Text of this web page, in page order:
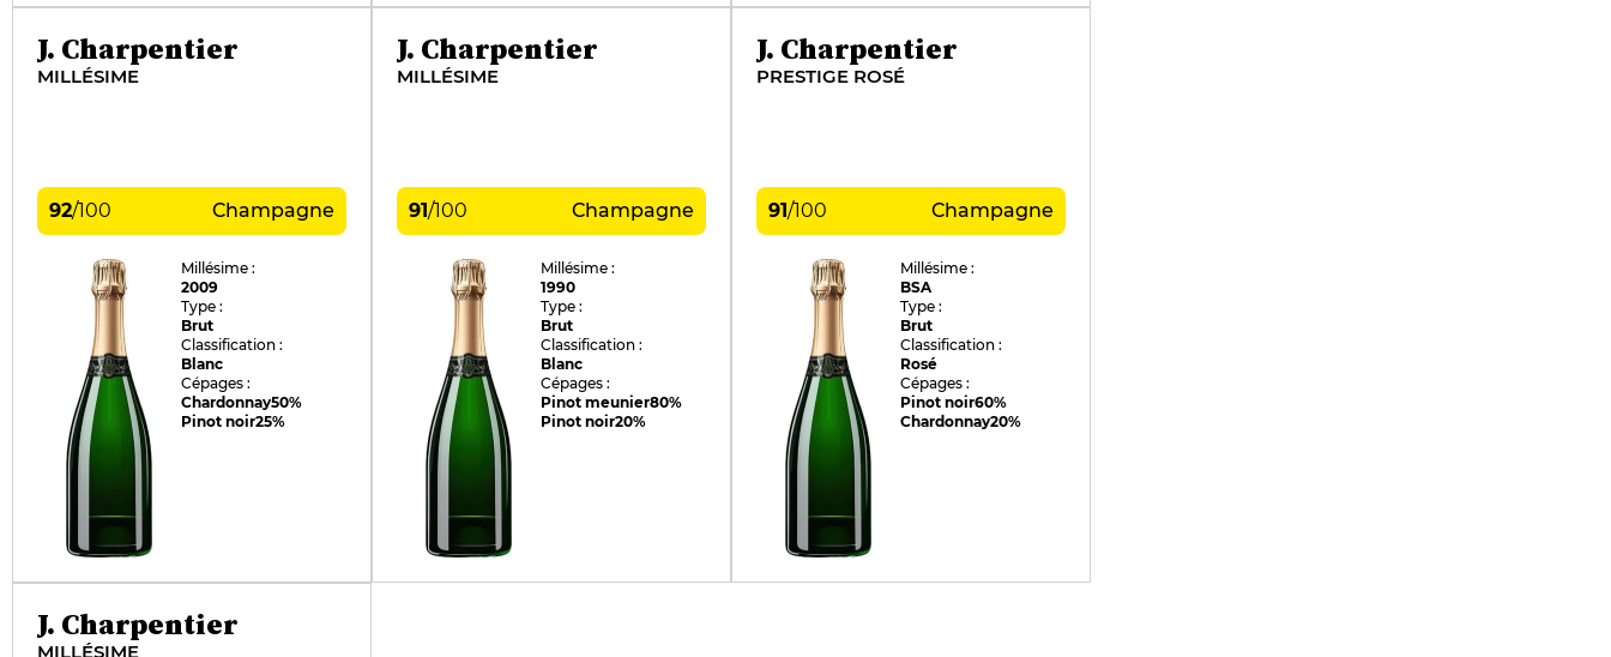
J. Charpentier
MILLÉSIME
92/100 Champagne
Millésime :
2009
Type :
Brut
Classification :
Blanc
Cépages :
Chardonnay50%
Pinot noir25%
J. Charpentier
MILLÉSIME
91/100 Champagne
Millésime :
1990
Type :
Brut
Classification :
Blanc
Cépages :
Pinot meunier80%
Pinot noir20%
J. Charpentier
PRESTIGE ROSÉ
91/100 Champagne
Millésime :
BSA
Type :
Brut
Classification :
Rosé
Cépages :
Pinot noir60%
Chardonnay20%
J. Charpentier
MILLÉSIME